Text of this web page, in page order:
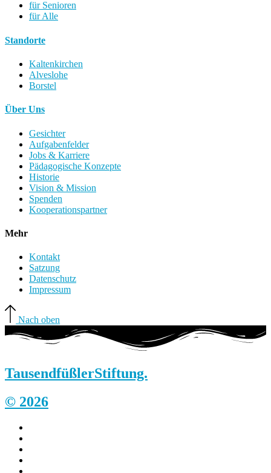
für Senioren
für Alle
Standorte
Kaltenkirchen
Alveslohe
Borstel
Über Uns
Gesichter
Aufgabenfelder
Jobs & Karriere
Pädagogische Konzepte
Historie
Vision & Mission
Spenden
Kooperationspartner
Mehr
Kontakt
Satzung
Datenschutz
Impressum
Nach oben
TausendfüßlerStiftung.
© 2026